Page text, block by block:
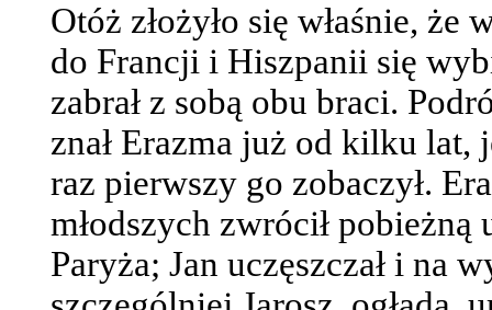
Otóż złożyło się właśnie,
do Francji i Hiszpanii się
zabrał z sobą obu braci.
znał Erazma już od kilku
raz pierwszy go zobaczył.
młodszych zwrócił
Paryża; Jan uczęszczał i na